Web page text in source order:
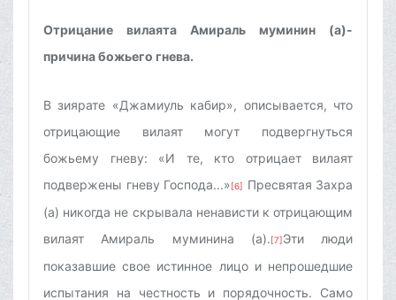
Отрицание вилаята Амираль муминин (а)-
причина божьего гнева.
В зиярате «Джамиуль кабир», описывается, что
отрицающие вилаят могут подвергнуться
божьему гневу: «И те, кто отрицает вилаят
подвержены гневу Господа...»[6] Пресвятая Захра
(а) никогда не скрывала ненависти к отрицающим
вилаят Амираль муминина (а).[7]Эти люди
показавшие свое истинное лицо и непрошедшие
испытания на честность и порядочность. Само